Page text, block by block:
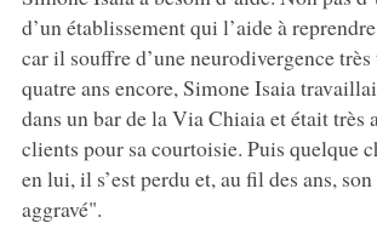
d’un établissement qui l’aide à
car il souffre d’une neurodivergence
quatre ans encore, Simone Isaia
dans un bar de la Via Chiaia et était très
clients pour sa courtoisie. Puis quelque
en lui, il s’est perdu et, au fil des ans,
aggravé".